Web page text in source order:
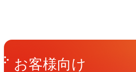
Get in Touchお問い合
お客様向け